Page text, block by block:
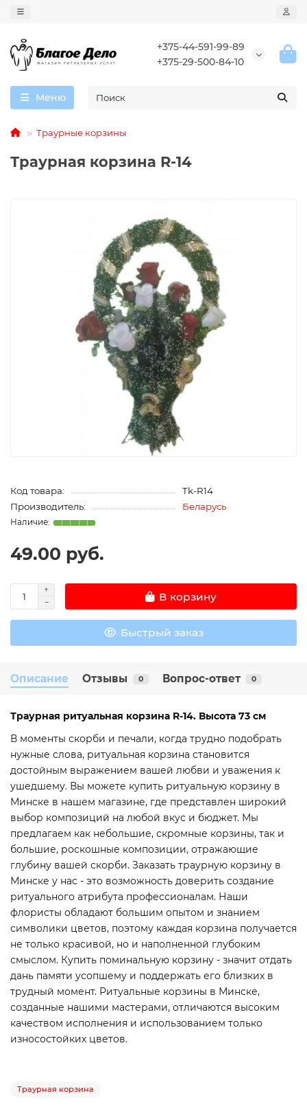
+375-44-591-99-89
+375-29-500-84-10
Меню
Траурные корзины
Траурная корзина R-14
Код товара:
Tk-R14
Производитель:
Беларусь
49.00 руб.
В корзину
Быстрый заказ
Описание Отзывы 0 Вопрос-ответ 0
Траурная ритуальная корзина R-14. Высота 73 см
В моменты скорби и печали, когда трудно подобрать
нужные слова, ритуальная корзина становится
достойным выражением вашей любви и уважения к
ушедшему. Вы можете купить ритуальную корзину в
Минске в нашем магазине, где представлен широкий
выбор композиций на любой вкус и бюджет. Мы
предлагаем как небольшие, скромные корзины, так и
большие, роскошные композиции, отражающие
глубину вашей скорби. Заказать траурную корзину в
Минске у нас - это возможность доверить создание
ритуального атрибута профессионалам. Наши
флористы обладают большим опытом и знанием
символики цветов, поэтому каждая корзина получается
не только красивой, но и наполненной глубоким
смыслом. Купить поминальную корзину - значит отдать
дань памяти усопшему и поддержать его близких в
трудный момент. Ритуальные корзины в Минске,
созданные нашими мастерами, отличаются высоким
качеством исполнения и использованием только
износостойких цветов.
Траурная корзина